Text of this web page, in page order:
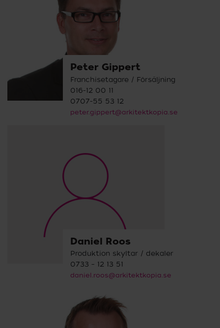
Peter Gippert
Franchisetagare / Försäljning
016-12 00 11
0707-55 53 12
peter.gippert@arkitektkopia.se
Daniel Roos
Produktion skyltar / dekaler
0733 – 12 13 51
daniel.roos@arkitektkopia.se